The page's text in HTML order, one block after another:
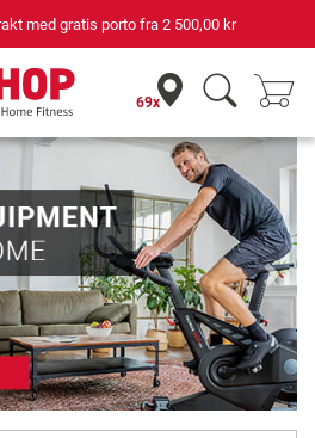
Din ekspert for hjemmetrening i 42 år
69x
Next